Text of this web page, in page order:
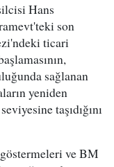
Hans
son
ticari
sağlanan
yeniden
taşıdığını
ve BM